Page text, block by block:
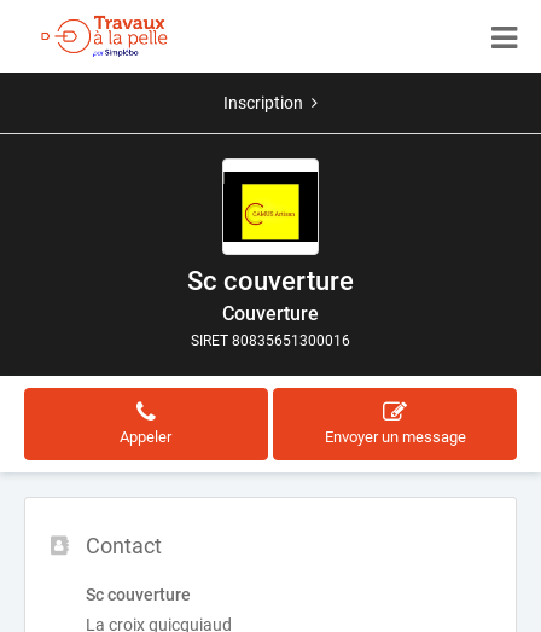
Inscription
Sc couverture
Couverture
SIRET 80835651300016
Appeler Envoyer un message
Contact
Sc couverture
La croix guicquiaud